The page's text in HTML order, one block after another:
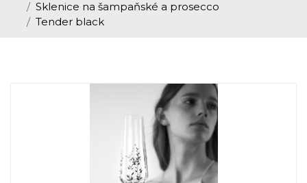
Sklenice na šampaňské a prosecco
Tender black